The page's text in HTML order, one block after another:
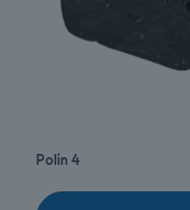
Polín 4